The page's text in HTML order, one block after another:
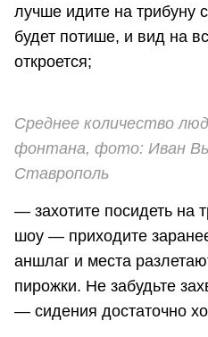
лучше идите на трибуну
будет потише, и вид на
откроется;
Среднее количество
фонтана, фото: Иван
Ставрополь
— захотите посидеть на
шоу — приходите
аншлаг и места
пирожки. Не забудьте
— сидения достаточно